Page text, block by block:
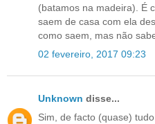
(batamos na madeira). É
saem de casa com ela
como saem, mas não
02 fevereiro, 2017 09:23
Unknown disse...
Sim, de facto (quase)